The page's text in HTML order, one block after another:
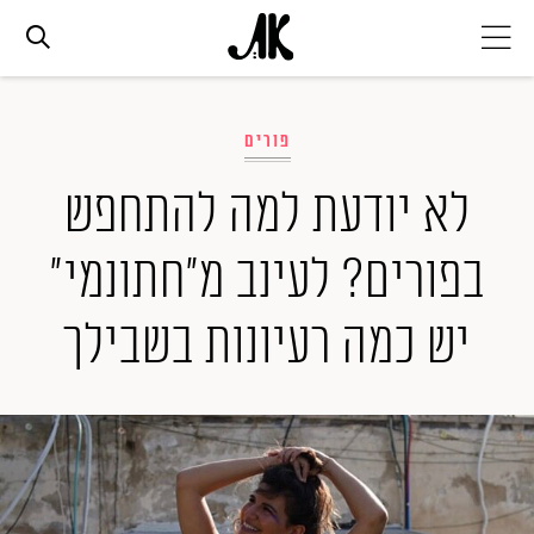
אופנה
ביוטי
סלבס
ערוצים נוספים
המגזין
פורים
לא יודעת למה להתחפש
בפורים? לעינב מ"חתונמי"
יש כמה רעיונות בשבילך